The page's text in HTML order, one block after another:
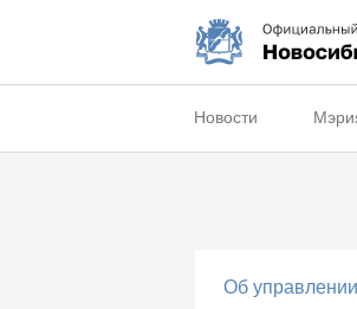
Новости
Об управлении